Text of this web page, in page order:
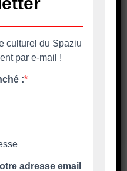
de Noël
11 – 12 et 13
d’inscription à